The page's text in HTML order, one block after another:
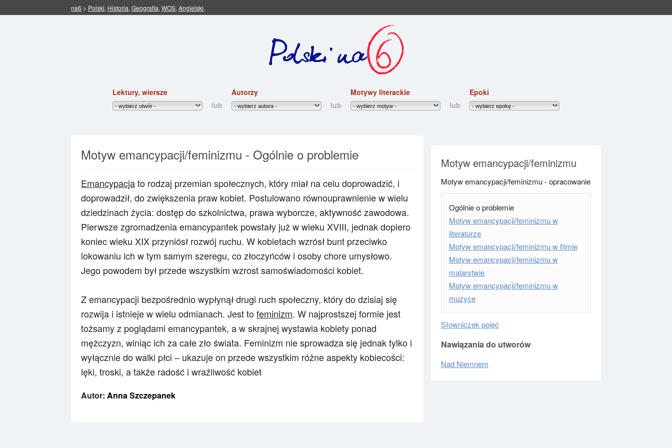
na6 > Polski, Historia, Geografia, WOS, Angielski,
Lektury, wiersze
lub
Autorzy
lub
Motywy literackie
lub
Epoki
Motyw emancypacji/feminizmu - Ogólnie o problemie
Emancypacjato rodzaj przemian społecznych, który miał na celu doprowadzić, i
doprowadził, do zwiększenia praw kobiet. Postulowano równouprawnienie w wielu
dziedzinach życia: dostęp do szkolnictwa, prawa wyborcze, aktywność zawodowa.
Pierwsze zgromadzenia emancypantek powstały już w wieku XVIII, jednak dopiero
koniec wieku XIX przyniósł rozwój ruchu. W kobietach wzrósł bunt przeciwko
lokowaniu ich w tym samym szeregu, co złoczyńców i osoby chore umysłowo.
Jego powodem był przede wszystkim wzrost samoświadomości kobiet.
Z emancypacji bezpośrednio wypłynął drugi ruch społeczny, który do dzisiaj się
rozwija i istnieje w wielu odmianach. Jest tofeminizm. W najprostszej formie jest
tożsamy z poglądami emancypantek, a w skrajnej wystawia kobiety ponad
mężczyzn, winiąc ich za całe zło świata. Feminizm nie sprowadza się jednak tylko i
wyłącznie do walki płci – ukazuje on przede wszystkim różne aspekty kobiecości:
lęki, troski, a także radość i wrażliwość kobiet
Autor: Anna Szczepanek
Motyw emancypacji/feminizmu
Motyw emancypacji/feminizmu - opracowanie
Ogólnie o problemie
Motyw emancypacji/feminizmu w
literaturze
Motyw emancypacji/feminizmu w filmie
Motyw emancypacji/feminizmu w
malarstwie
Motyw emancypacji/feminizmu w
muzyce
Słowniczek pojęć
Nawiązania do utworów
Nad Niemnem